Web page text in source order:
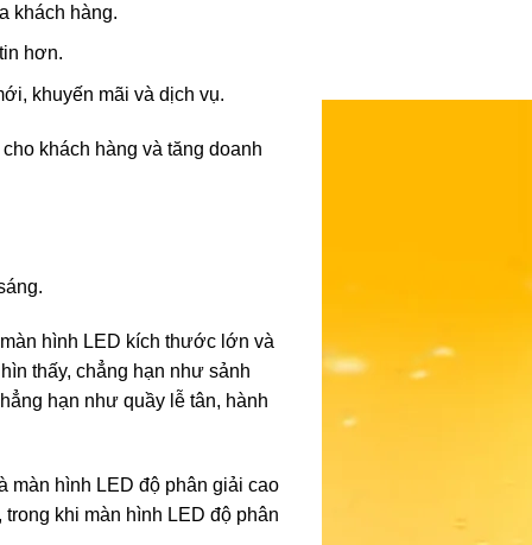
khách hàng.
hơn.
khuyến mãi và dịch vụ.
khách hàng và tăng doanh
hình LED kích thước lớn và
thấy, chẳng hạn như sảnh
hạn như quầy lễ tân, hành
màn hình LED độ phân giải cao
khi màn hình LED độ phân